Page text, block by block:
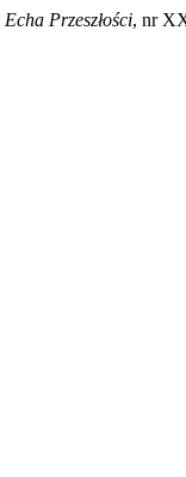
Echa Przeszłości, nr